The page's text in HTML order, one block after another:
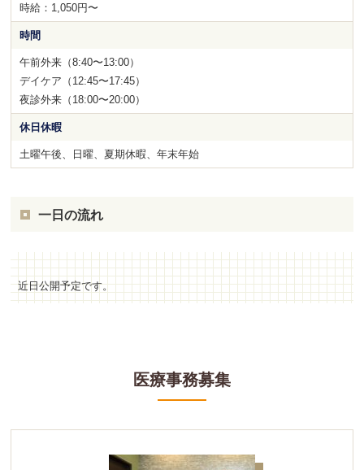
時給：1,050円〜
時間
午前外来（8:40〜13:00）
デイケア（12:45〜17:45）
夜診外来（18:00〜20:00）
休日休暇
土曜午後、日曜、夏期休暇、年末年始
一日の流れ
近日公開予定です。
医療事務募集